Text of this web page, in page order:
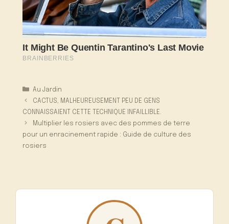
Catégories
Au Jardin
CACTUS, MALHEUREUSEMENT PEU DE GENS
CONNAISSAIENT CETTE TECHNIQUE INFAILLIBLE.
Multiplier les rosiers avec des pommes de terre
pour un enracinement rapide : Guide de culture des
rosiers